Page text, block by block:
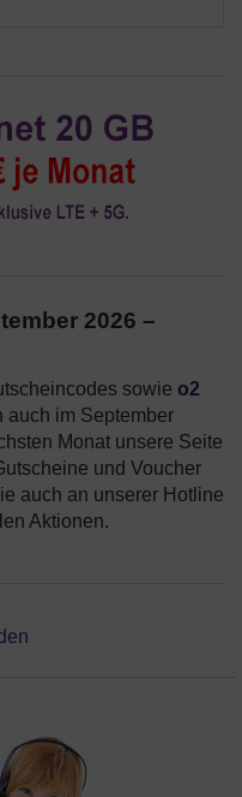
2026 –
sowie o2
auch im September
Monat unsere Seite
und Voucher
auch an unserer Hotline
Aktionen.
im August 2026
3 Monate /
der Aktionen auf dieser
im Onlineshop beim